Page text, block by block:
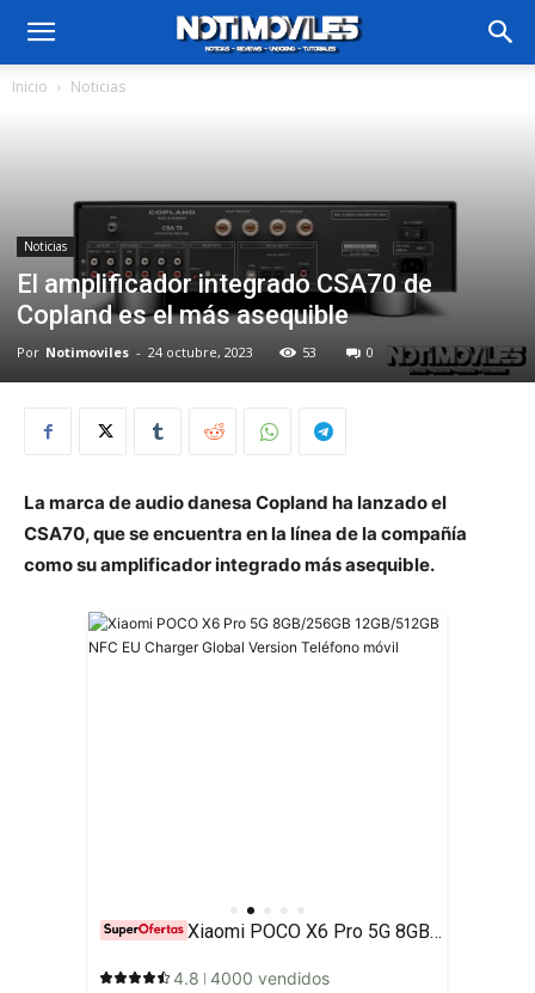
Inicio Noticias
Noticias
El amplificador integrado CSA70 de
Copland es el más asequible
Por Notimoviles - 24 octubre, 2023 53 0
La marca de audio danesa Copland ha lanzado el
CSA70, que se encuentra en la línea de la compañía
como su amplificador integrado más asequible.
Xiaomi POCO X6 Pro 5G 8GB/256GB 12GB/512GB NFC EU Charger Global Version Teléfono móvil
4.8 4000 vendidos